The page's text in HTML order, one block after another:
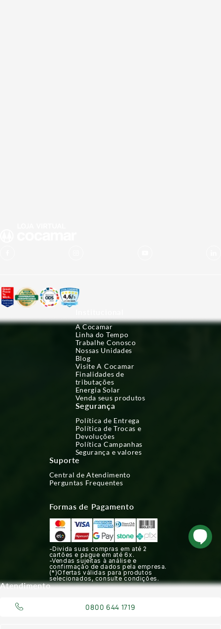
A Cocamar
Linha do Tempo
Trabalhe Conosco
Nossas Unidades
Blog
Visite A Cocamar
Finalidades de
tributações
Energia Solar
Venda seus produtos
Segurança
Política de Entrega
Política de Trocas e
Devoluções
Política Campanhas
Segurança e valores
Suporte
Central de Atendimento
Perguntas Frequentes
Formas de Pagamento
-Divida suas compras em até 2
cartões e pague em até 6x.
-Vendas sujeitas à análise e
confirmação de dados pela empresa.
(*)Ofertas válidas para produtos
selecionados, consulte condições.
Atendimento
0800 644 1719